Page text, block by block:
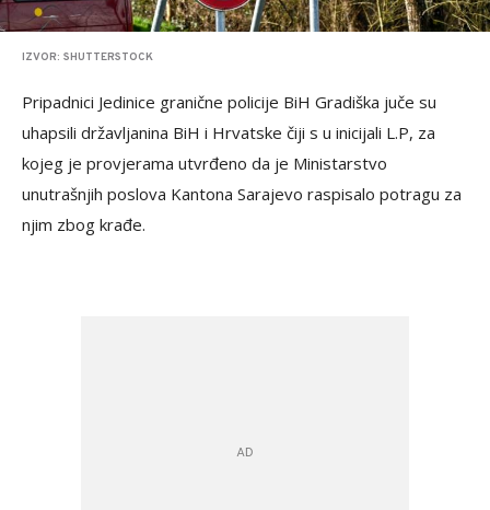
IZVOR: SHUTTERSTOCK
Pripadnici Jedinice granične policije BiH Gradiška juče su
uhapsili državljanina BiH i Hrvatske čiji s u inicijali L.P, za
kojeg je provjerama utvrđeno da je Ministarstvo
unutrašnjih poslova Kantona Sarajevo raspisalo potragu za
njim zbog krađe.